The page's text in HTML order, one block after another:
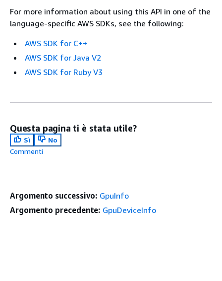
For more information about using this API in one of the
language-specific AWS SDKs, see the following:
AWS SDK for C++
AWS SDK for Java V2
AWS SDK for Ruby V3
Questa pagina ti è stata utile?
Sì
No
Commenti
Argomento successivo: GpuInfo
Argomento precedente: GpuDeviceInfo